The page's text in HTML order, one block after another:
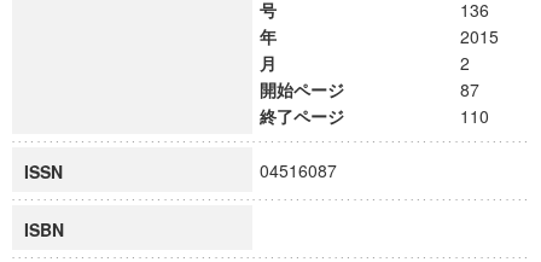
号
136
年
2015
月
2
開始ページ
87
終了ページ
110
ISSN 04516087
ISBN